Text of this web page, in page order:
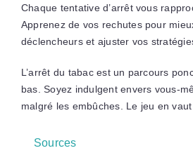
Chaque tentative d’arrêt vous
Apprenez de vos rechutes pour
déclencheurs et ajuster vos
L’arrêt du tabac est un parcours
bas. Soyez indulgent envers vous-
malgré les embûches. Le jeu en
Sources